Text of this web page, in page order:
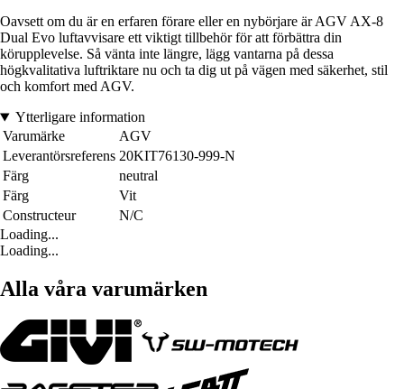
Oavsett om du är en erfaren förare eller en nybörjare är AGV AX-8
Dual Evo luftavvisare ett viktigt tillbehör för att förbättra din
körupplevelse. Så vänta inte längre, lägg vantarna på dessa
högkvalitativa luftriktare nu och ta dig ut på vägen med säkerhet, stil
och komfort med AGV.
Ytterligare information
Varumärke
AGV
Leverantörsreferens 20KIT76130-999-N
Färg
neutral
Färg
Vit
Constructeur
N/C
Loading...
Loading...
Alla våra varumärken